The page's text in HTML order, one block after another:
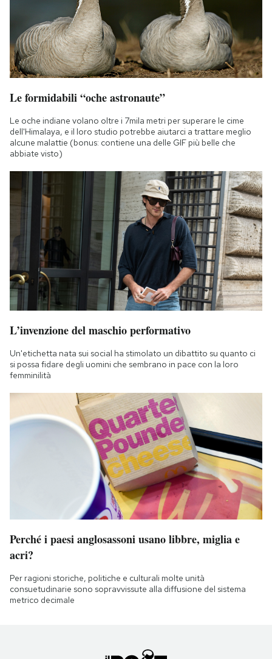
Le formidabili “oche astronaute”
Le oche indiane volano oltre i 7mila metri per superare le cime
dell'Himalaya, e il loro studio potrebbe aiutarci a trattare meglio
alcune malattie (bonus: contiene una delle GIF più belle che
abbiate visto)
L’invenzione del maschio performativo
Un'etichetta nata sui social ha stimolato un dibattito su quanto ci
si possa fidare degli uomini che sembrano in pace con la loro
femminilità
Perché i paesi anglosassoni usano libbre, miglia e
acri?
Per ragioni storiche, politiche e culturali molte unità
consuetudinarie sono sopravvissute alla diffusione del sistema
metrico decimale